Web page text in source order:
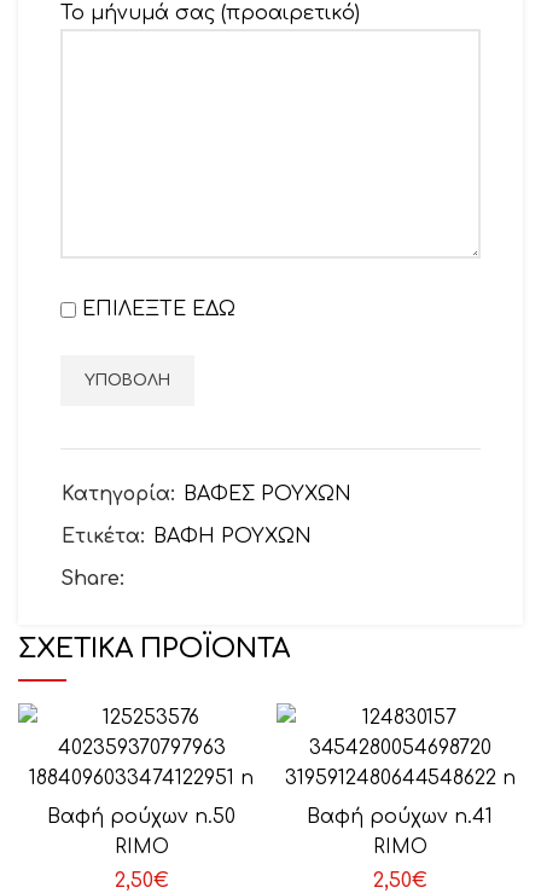
Το μήνυμά σας (προαιρετικό)
ΕΠΙΛΕΞΤΕ ΕΔΩ
Κατηγορία:
ΒΑΦΕΣ ΡΟΥΧΩΝ
Ετικέτα:
ΒΑΦΗ ΡΟΥΧΩΝ
Share:
ΣΧΕΤΙΚΆ ΠΡΟΪΌΝΤΑ
Βαφή ρούχων n.50
Μπεζ
RIMO
2,50€
Βαφή ρούχων n.41
Μπορντώ
RIMO
2,50€